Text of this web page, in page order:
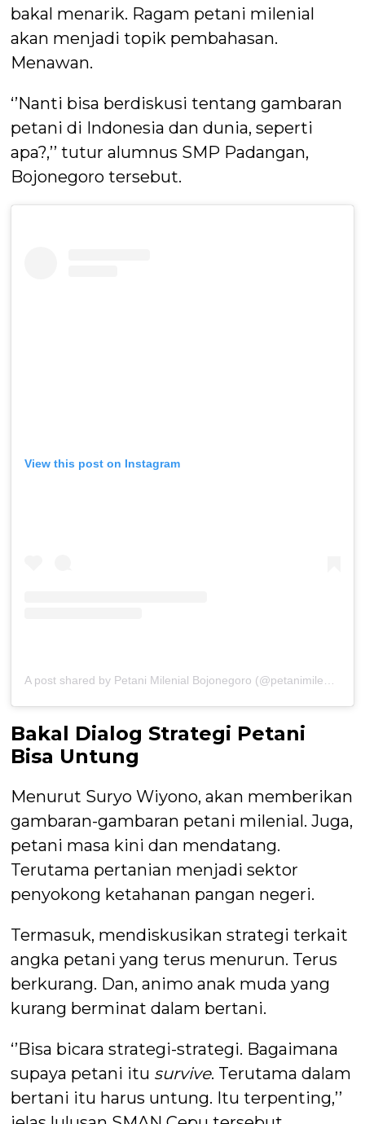
bakal menarik. Ragam petani milenial
akan menjadi topik pembahasan.
Menawan.
‘’Nanti bisa berdiskusi tentang gambaran
petani di Indonesia dan dunia, seperti
apa?,’’ tutur alumnus SMP Padangan,
Bojonegoro tersebut.
View this post on Instagram
A post shared by Petani Milenial Bojonegoro (@petanimilenialbojonegoro)
Bakal Dialog Strategi Petani
Bisa Untung
Menurut Suryo Wiyono, akan memberikan
gambaran-gambaran petani milenial. Juga,
petani masa kini dan mendatang.
Terutama pertanian menjadi sektor
penyokong ketahanan pangan negeri.
Termasuk, mendiskusikan strategi terkait
angka petani yang terus menurun. Terus
berkurang. Dan, animo anak muda yang
kurang berminat dalam bertani.
‘’Bisa bicara strategi-strategi. Bagaimana
supaya petani itu survive. Terutama dalam
bertani itu harus untung. Itu terpenting,’’